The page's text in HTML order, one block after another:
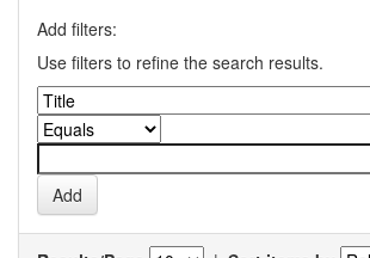
Add filters:
Use filters to refine the search results.